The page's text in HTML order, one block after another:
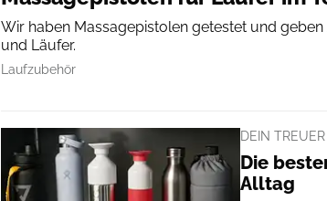
Wir haben Massagepistolen getestet und
und Läufer.
Laufzubehör
DEIN
Die
Alltag